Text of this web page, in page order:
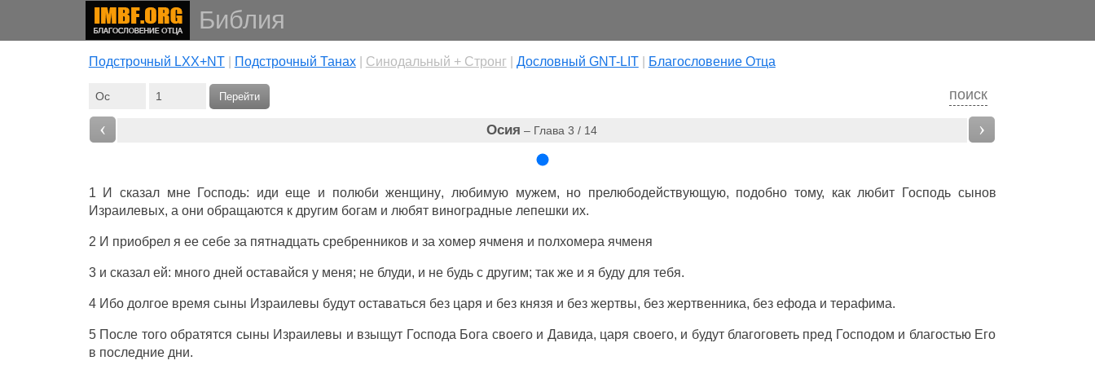
Библия
Подстрочный LXX+NT| Подстрочный Танах| Cинодальный + Стронг| Дословный GNT-LIT| Благословение Отца
поиск
Перейти
‹ Осия – Глава 3 / 14 ›
1 Исказал мне Господь: иди еще и полюби женщину, любимую мужем, но прелюбодействующую, подобно тому, как любит Господь сынов
Израилевых, а они обращаются к другим богам и любят виноградные лепешки их.
2 И приобреля ее себе за пятнадцать сребренников и за хомер ячменя и полхомера ячменя
3 и сказалей: много дней оставайся у меня; не блуди, и не будьс другим; так же и я буду для тебя.
4 Ибо долгое время сыны Израилевы будут оставаться без царя и без князя и без жертвы, без жертвенника, без ефода и терафима.
5 После тогообратятся сыны Израилевы и взыщут Господа Бога своего и Давида, царя своего, и будут благоговеть пред Господом и благостьюЕго
в последние дни.